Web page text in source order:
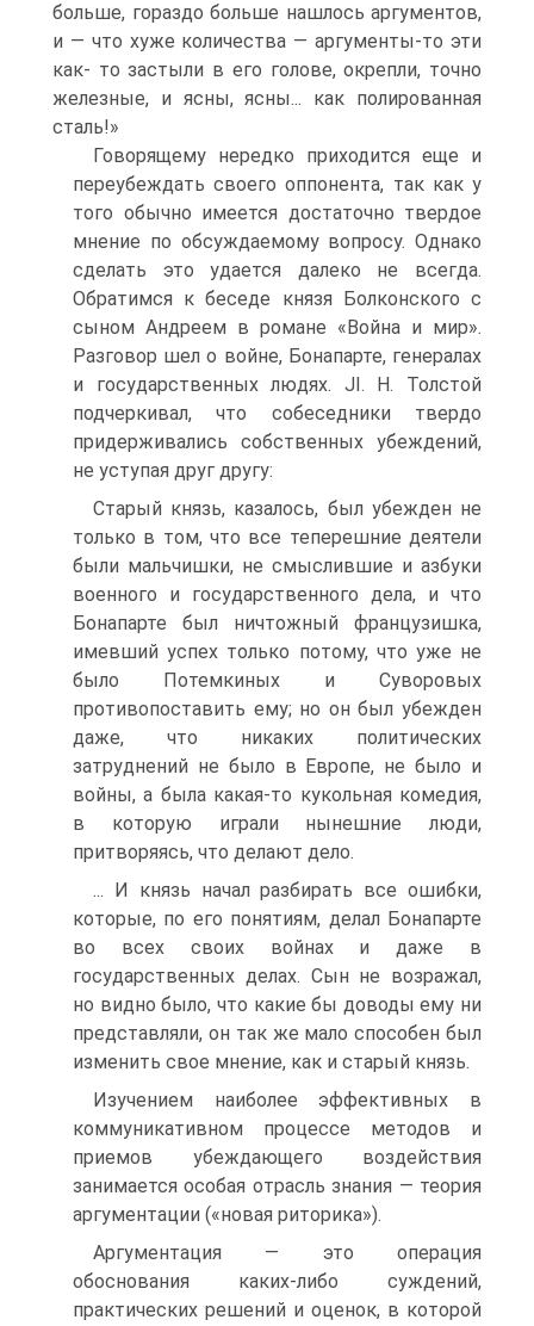
больше, гораздо больше нашлось аргументов,
и — что хуже количества — аргументы-то эти
как- то застыли в его голове, окрепли, точно
железные, и ясны, ясны... как полированная
сталь!»
Говорящему нередко приходится еще и
переубеждать своего оппонента, так как у
того обычно имеется достаточно твердое
мнение по обсуждаемому вопросу. Однако
сделать это удается далеко не всегда.
Обратимся к беседе князя Болконского с
сыном Андреем в романе «Война и мир».
Разговор шел о войне, Бонапарте, генералах
и государственных людях. JI. Н. Толстой
подчеркивал, что собеседники твердо
придерживались собственных убеждений,
не уступая друг другу:
Старый князь, казалось, был убежден не
только в том, что все теперешние деятели
были мальчишки, не смыслившие и азбуки
военного и государственного дела, и что
Бонапарте был ничтожный французишка,
имевший успех только потому, что уже не
было Потемкиных и Суворовых
противопоставить ему; но он был убежден
даже, что никаких политических
затруднений не было в Европе, не было и
войны, а была какая-то кукольная комедия,
в которую играли нынешние люди,
притворяясь, что делают дело.
... И князь начал разбирать все ошибки,
которые, по его понятиям, делал Бонапарте
во всех своих войнах и даже в
государственных делах. Сын не возражал,
но видно было, что какие бы доводы ему ни
представляли, он так же мало способен был
изменить свое мнение, как и старый князь.
Изучением наиболее эффективных в
коммуникативном процессе методов и
приемов убеждающего воздействия
занимается особая отрасль знания — теория
аргументации («новая риторика»).
Аргументация — это операция
обоснования каких-либо суждений,
практических решений и оценок, в которой